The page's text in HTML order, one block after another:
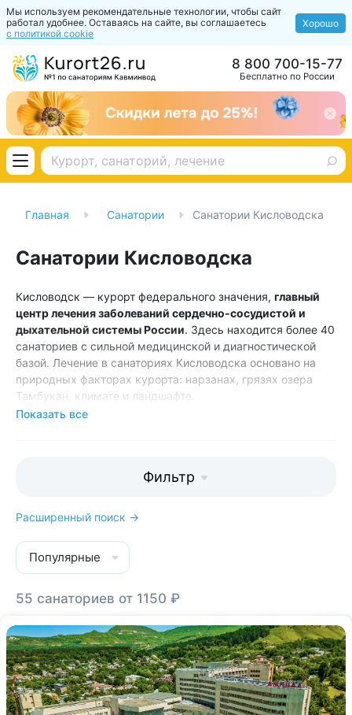
Мы используем рекомендательные технологии, чтобы сайт
работал удобнее. Оставаясь на сайте, вы соглашаетесь
с политикой cookie
Хорошо
Бесплатно по России
8 800 700-15-77
Главная Санатории Санатории Кисловодска
Санатории Кисловодска
Кисловодск — курорт федерального значения, главный
центр лечения заболеваний сердечно-сосудистой и
дыхательной системы России. Здесь находится более 40
санаториев с сильной медицинской и диагностической
базой. Лечение в санаториях Кисловодска основано на
природных факторах курорта: нарзанах, грязях озера
Тамбукан, климате и ландшафте.
парка формирует сеть лечебных терренкуров, а хвойные
действием.
«Курорт26.ру» —самая большая база отзывов о
санаториях Кисловодска
гостей и экспертом мнение курортологов.
Показать все
Фильтр
Расширенный поиск →
Популярные
55 санаториев от 1150 ₽